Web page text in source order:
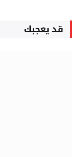
قد يعجبك